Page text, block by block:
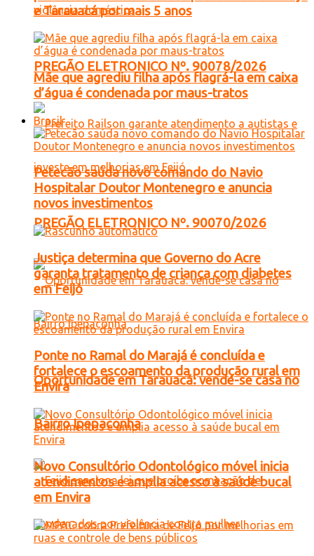
PREGÃO ELETRONICO Nº. 90078/2026
PREGÃO ELETRONICO Nº. 90070/2026
Oportunidade em Tarauacá: vende-se casa no
Bairro Ipepaconha
e Tarauacá por mais 5 anos
Mãe que agrediu filha após flagrá-la em caixa
d’água é condenada por maus-tratos
Brasil
Petecão saúda novo comando do Navio
Hospitalar Doutor Montenegro e anuncia
novos investimentos
Justiça determina que Governo do Acre
garanta tratamento de criança com diabetes
em Feijó
Ponte no Ramal do Marajá é concluída e
fortalece o escoamento da produção rural em
Envira
Novo Consultório Odontológico móvel inicia
atendimentos e amplia acesso à saúde bucal
em Envira